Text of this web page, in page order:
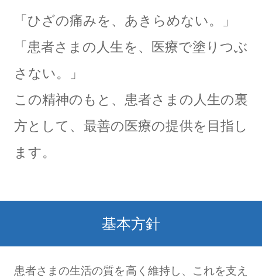
「ひざの痛みを、あきらめない。」
「患者さまの人生を、医療で塗りつぶ
さない。」
この精神のもと、患者さまの人生の裏
方として、最善の医療の提供を目指し
ます。
基本方針
患者さまの生活の質を高く維持し、これを支え